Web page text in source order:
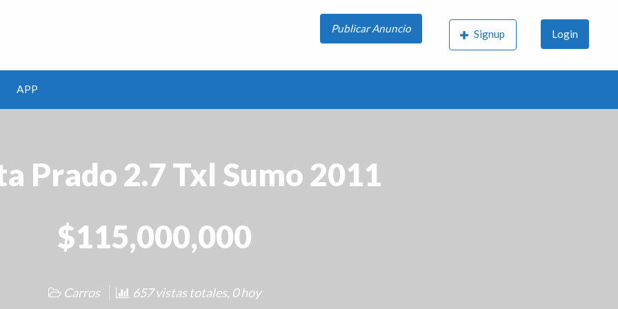
Publicar Anuncio Signup Login
APP
Prado 2.7 Txl Sumo 2011
$115,000,000
Carros 657 vistas totales, 0 hoy